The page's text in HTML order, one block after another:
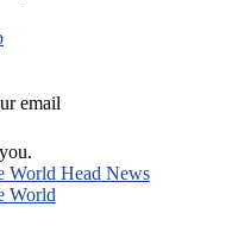
email
Head News